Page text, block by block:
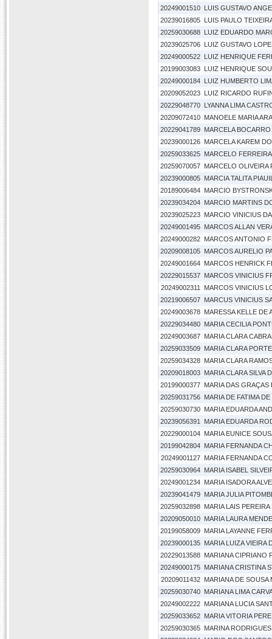
20249001510 LUIS GUSTAVO
20239016805 LUIS PAULO
20259030688 LUIZ EDUARDO
20239025706 LUIZ GUSTAVO
20249000522 LUIZ HENRIQUE
20199003083 LUIZ HENRIQUE
20249000184 LUIZ HUMBERTO
20209052023 LUIZ RICARDO
20229048770 LYANNA LIMA
20209072410 MANOELE MARIA
20229041789 MARCELA
20239000126 MARCELA KAREM
20259033625 MARCELO
20259070057 MARCELO OLIVEIRA
20239000805 MARCIA TALITA
20189006484 MARCIO
20239034204 MARCIO MARTINS
20239025223 MARCIO VINICIUS DA
20249001495 MARCOS ALLAN
20249000282 MARCOS ANTONIO
20209008105 MARCOS AURELIO
20249001664 MARCOS HENRICK
20229015537 MARCOS VINICIUS
20249002311
MARCOS VINICIUS
20219006507 MARCUS VINICIUS
20249003678 MARESSA KELLE DE
20229034480 MARIA CECILIA
20249003687 MARIA CLARA
20259033509 MARIA CLARA
20259034328 MARIA CLARA
20209018003 MARIA CLARA SILVA
20199000377 MARIA DAS
20259031756 MARIA DE FATIMA
20259030730 MARIA EDUARDA
20239056391
MARIA EDUARDA
20229000104 MARIA EUNICE
20199042804 MARIA FERNANDA
20249001127
MARIA FERNANDA
20259030964 MARIA ISABEL
20249001234 MARIA ISADORA
20239041479 MARIA JULIA
20259032898 MARIA LAIS
20209050010 MARIA LAURA
20199058009 MARIA LAYANNE
20239000135 MARIA LUIZA VIEIRA
20229013588 MARIANA CIPRIANO
20249000175 MARIANA CRISTINA
20209011432
MARIANA DE SOUSA
20259030740 MARIANA LIMA
20249002222 MARIANA LUCIA
20259033652 MARIA VITORIA
20259030365 MARINA